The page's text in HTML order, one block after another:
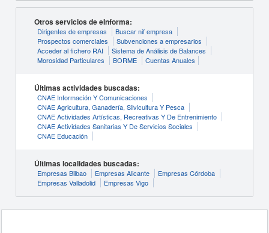
Otros servicios de eInforma:
Dirigentes de empresas
Buscar nif empresa
Prospectos comerciales
Subvenciones a empresarios
Acceder al fichero RAI
Sistema de Análisis de Balances
Morosidad Particulares
BORME Cuentas Anuales
Últimas actividades buscadas:
CNAE Información Y Comunicaciones
CNAE Agricultura, Ganadería, Silvicultura Y Pesca
CNAE Actividades Artísticas, Recreativas Y De Entrenimiento
CNAE Actividades Sanitarias Y De Servicios Sociales
CNAE Educación
Últimas localidades buscadas:
Empresas Bilbao Empresas Alicante
Empresas Córdoba
Empresas Valladolid
Empresas Vigo